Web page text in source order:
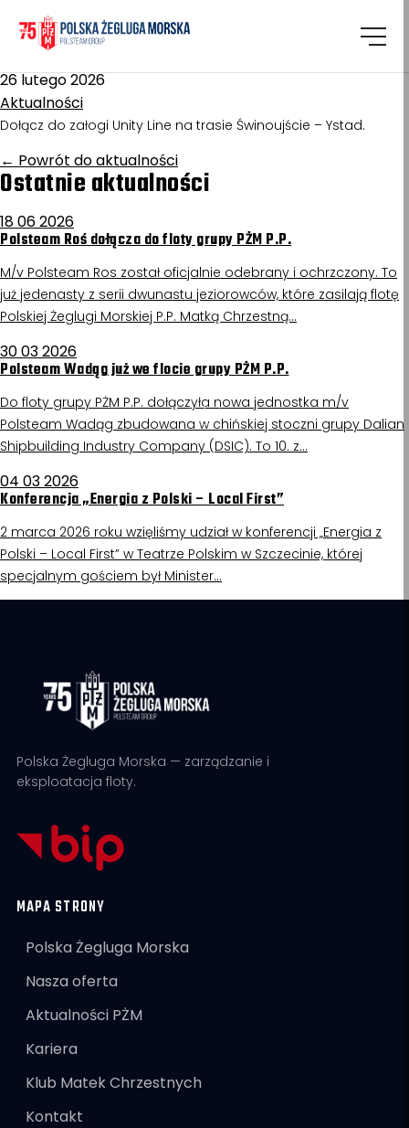
Homepage
Pracownik ochrony
26 lutego 2026
Aktualności
Dołącz do załogi Unity Line na trasie Świnoujście – Ystad.
← Powrót do aktualności
Ostatnie aktualności
18 06 2026
Polsteam Roś dołącza do floty grupy PŻM P.P.
M/v Polsteam Ros został oficjalnie odebrany i ochrzczony. To
już jedenasty z serii dwunastu jeziorowców, które zasilają flotę
Polskiej Żeglugi Morskiej P.P. Matką Chrzestną…
30 03 2026
Polsteam Wadąg już we flocie grupy PŻM P.P.
Do floty grupy PŻM P.P. dołączyła nowa jednostka m/v
Polsteam Wadąg zbudowana w chińskiej stoczni grupy Dalian
Shipbuilding Industry Company (DSIC). To 10. z…
04 03 2026
Konferencja „Energia z Polski – Local First”
2 marca 2026 roku wzięliśmy udział w konferencji „Energia z
Polski – Local First” w Teatrze Polskim w Szczecinie, której
specjalnym gościem był Minister…
Polska Żegluga Morska — zarządzanie i
eksploatacja floty.
MAPA STRONY
Polska Żegluga Morska
Nasza oferta
Aktualności PŻM
Kariera
Klub Matek Chrzestnych
Kontakt